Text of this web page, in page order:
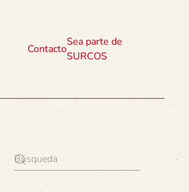
Contacto
Sea parte de
SURCOS